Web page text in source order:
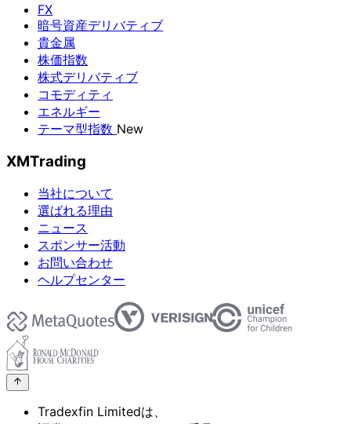
FX
暗号資産デリバティブ
貴金属
株価指数
株式デリバティブ
コモディティ
エネルギー
テーマ型指数 New
XMTrading
当社について
選ばれる理由
ニュース
スポンサー活動
お問い合わせ
ヘルプセンター
Tradexfin Limitedは、